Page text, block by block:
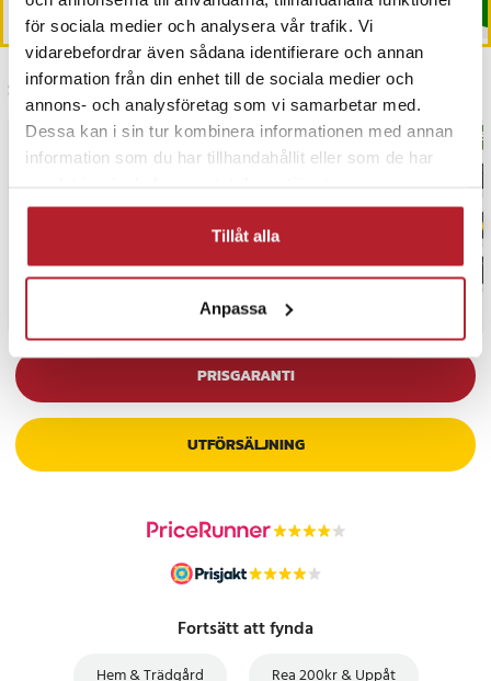
för sociala medier och analysera vår trafik. Vi
vidarebefordrar även sådana identifierare och annan
information från din enhet till de sociala medier och
annons- och analysföretag som vi samarbetar med.
Dessa kan i sin tur kombinera informationen med annan
information som du har tillhandahållit eller som de har
Tillåt alla
Anpassa
Köp Köp
Senast besökta
BÄSTSÄLJARE
PRISGARANTI
UTFÖRSÄLJNING
Fortsätt att fynda
Hem & Trädgård Rea 200kr & Uppåt